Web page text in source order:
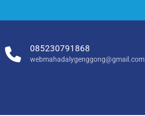
085230791868
webmahadalygenggong@gmail.com